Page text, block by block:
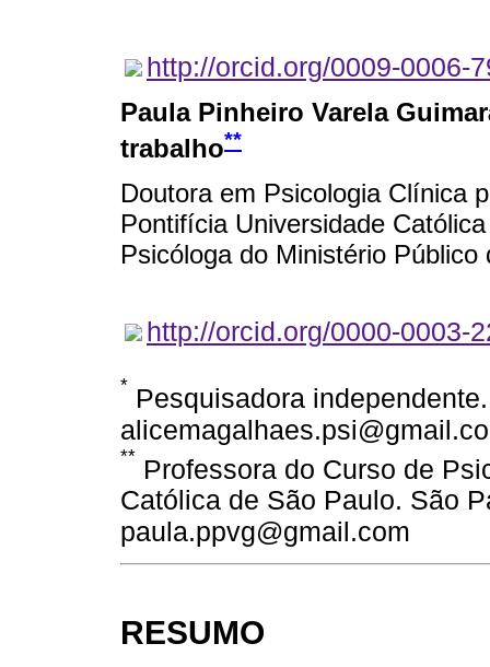
http://orcid.org/0009-0006-
Paula Pinheiro Varela
trabalho**
Doutora em Psicologia Clínica
Pontifícia Universidade
Psicóloga do Ministério
http://orcid.org/0000-0003-
* Pesquisadora
** Professora do Curso de
Católica de São Paulo. São
paula.ppvg@gmail.com
RESUMO